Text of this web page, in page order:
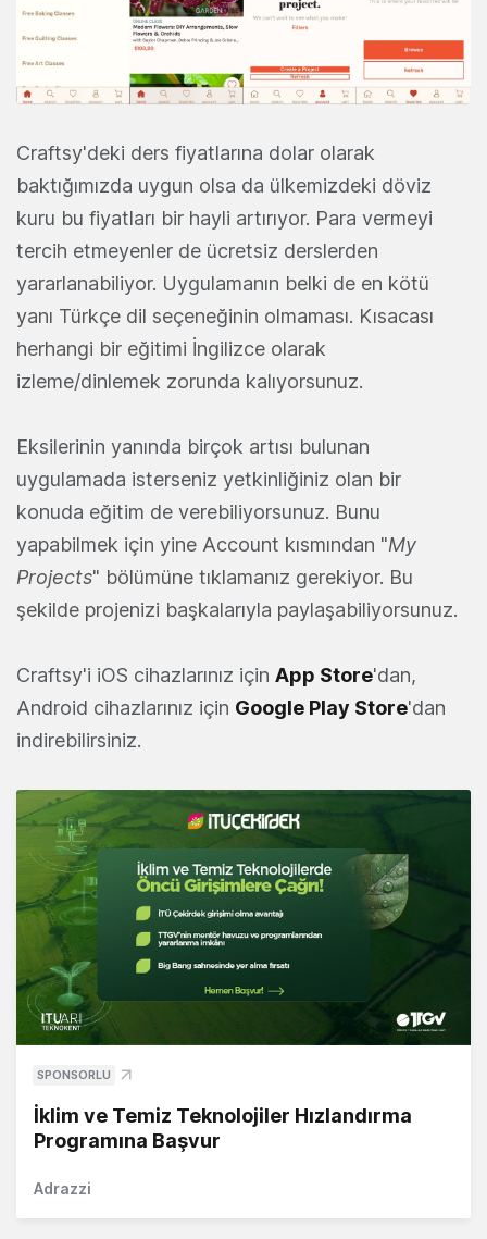
Craftsy'deki ders fiyatlarına dolar olarak
baktığımızda uygun olsa da ülkemizdeki döviz
kuru bu fiyatları bir hayli artırıyor. Para vermeyi
tercih etmeyenler de ücretsiz derslerden
yararlanabiliyor. Uygulamanın belki de en kötü
yanı Türkçe dil seçeneğinin olmaması. Kısacası
herhangi bir eğitimi İngilizce olarak
izleme/dinlemek zorunda kalıyorsunuz.
Eksilerinin yanında birçok artısı bulunan
uygulamada isterseniz yetkinliğiniz olan bir
konuda eğitim de verebiliyorsunuz. Bunu
yapabilmek için yine Account kısmından "My
Projects" bölümüne tıklamanız gerekiyor. Bu
şekilde projenizi başkalarıyla paylaşabiliyorsunuz.
Craftsy'i iOS cihazlarınız için App Store'dan,
Android cihazlarınız için Google Play Store'dan
indirebilirsiniz.
SPONSORLU
İklim ve Temiz Teknolojiler Hızlandırma
Programına Başvur
Adrazzi